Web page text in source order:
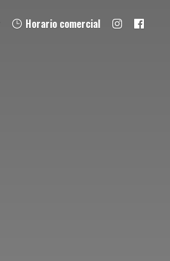
Horario comercial